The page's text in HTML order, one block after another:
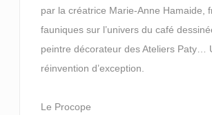
par la créatrice Marie-Anne Hamaide,
fauniques sur l’univers du café
peintre décorateur des Ateliers Paty…
réinvention d’exception.
Le Procope